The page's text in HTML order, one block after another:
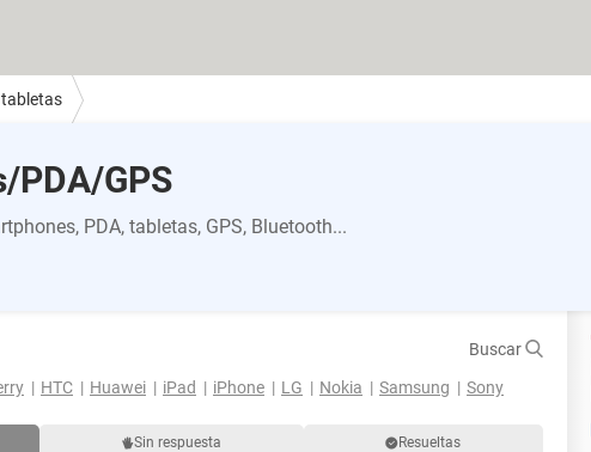
tabletas
PDA/GPS
PDA, tabletas, GPS, Bluetooth...
Buscar
HTC Huawei iPad iPhone LG Nokia Samsung Sony
Sin respuesta Resueltas